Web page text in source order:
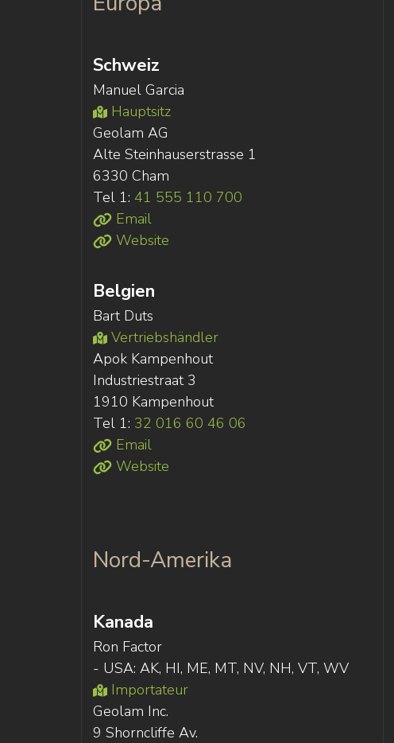
Schweiz
Manuel Garcia
Hauptsitz
Geolam AG
Alte Steinhauserstrasse 1
6330 Cham
Tel 1: 41 555 110 700
Email
Website
Belgien
Bart Duts
Vertriebshändler
Apok Kampenhout
Industriestraat 3
1910 Kampenhout
Tel 1: 32 016 60 46 06
Email
Website
Nord-Amerika
Kanada
Ron Factor
- USA: AK, HI, ME, MT, NV, NH, VT, WV
Importateur
Geolam Inc.
9 Shorncliffe Av.